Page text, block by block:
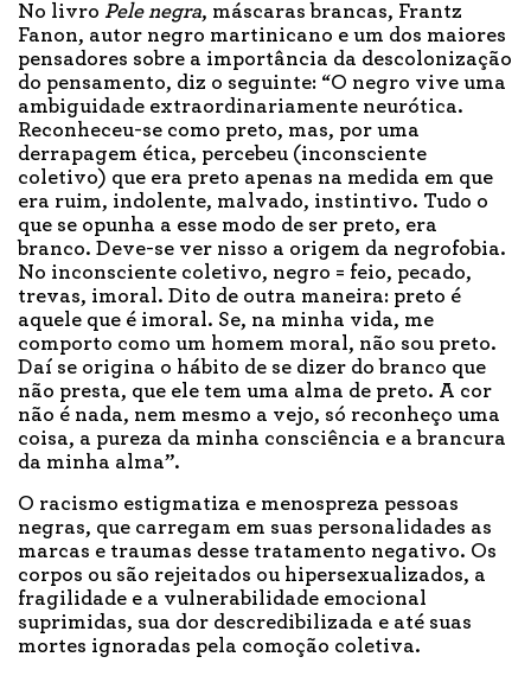
No livro Pele negra, máscaras brancas, Frantz
Fanon, autor negro martinicano e um dos maiores
pensadores sobre a importância da descolonização
do pensamento, diz o seguinte: “O negro vive uma
ambiguidade extraordinariamente neurótica.
Reconheceu-se como preto, mas, por uma
derrapagem ética, percebeu (inconsciente
coletivo) que era preto apenas na medida em que
era ruim, indolente, malvado, instintivo. Tudo o
que se opunha a esse modo de ser preto, era
branco. Deve-se ver nisso a origem da negrofobia.
No inconsciente coletivo, negro = feio, pecado,
trevas, imoral. Dito de outra maneira: preto é
aquele que é imoral. Se, na minha vida, me
comporto como um homem moral, não sou preto.
Daí se origina o hábito de se dizer do branco que
não presta, que ele tem uma alma de preto. A cor
não é nada, nem mesmo a vejo, só reconheço uma
coisa, a pureza da minha consciência e a brancura
da minha alma”.
O racismo estigmatiza e menospreza pessoas
negras, que carregam em suas personalidades as
marcas e traumas desse tratamento negativo. Os
corpos ou são rejeitados ou hipersexualizados, a
fragilidade e a vulnerabilidade emocional
suprimidas, sua dor descredibilizada e até suas
mortes ignoradas pela comoção coletiva.